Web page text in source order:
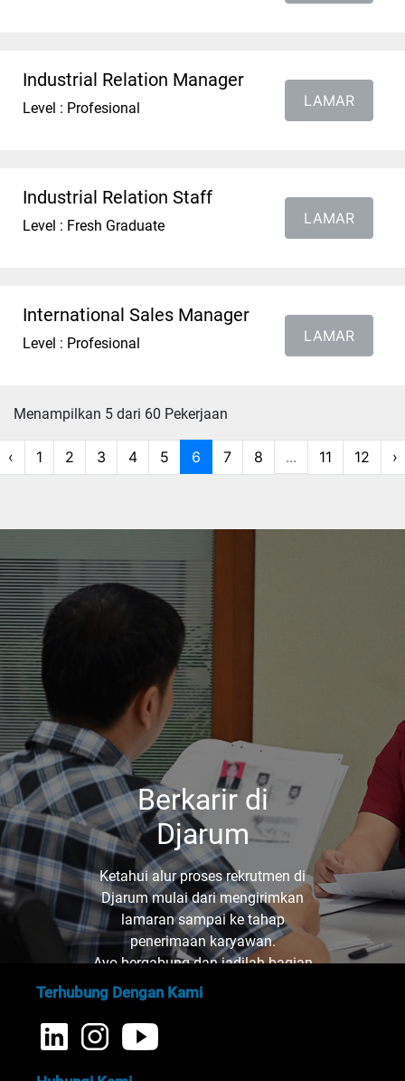
Industrial Relation Manager
Level : Profesional LAMAR
Industrial Relation Staff
Level : Fresh Graduate LAMAR
International Sales Manager
Level : Profesional LAMAR
Menampilkan 5 dari 60 Pekerjaan
‹ 1 2 3 4 5 6 7 8 ... 11 12 ›
Berkarir di
Djarum
Ketahui alur proses rekrutmen di
Djarum mulai dari mengirimkan
lamaran sampai ke tahap
penerimaan karyawan.
Ayo bergabung dan jadilah bagian
dari kami!
Terhubung Dengan Kami